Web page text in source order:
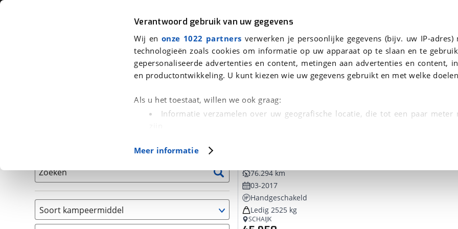
Verantwoord gebruik van uw gegevens
Wij en onze 1022 partners verwerken je persoonlijke gegevens (bijv. uw IP-adres)
technologieën zoals cookies om informatie op uw apparaat op te slaan en te
gepersonaliseerde advertenties en content, metingen aan advertenties en content,
en productontwikkeling. U kunt kiezen wie uw gegevens gebruikt en met welke
Als u het toestaat, willen we ook graag:
Informatie verzamelen over uw geografische locatie, die tot een paar meter
(fingerprinting)
in. U kunt uw toestemming op elk moment wijzigen of
Cookieverklaring.
Met cookies en vergelijkbare technieken zorgen we voor een betere en meer
Functionele cookies zorgen ervoor dat de website goed werkt. Ook gebruiken we
Meer informatie
Auto Fiets Motor
Kampeervoertuigen
We hebben 72 kampeervoertuigen voor je gevonden
Zoeken
Soort kampeermiddel
Caravan (2)
76.294 km
03-2017
Handgeschakeld
Ledig 2525 kg
SCHAIJK